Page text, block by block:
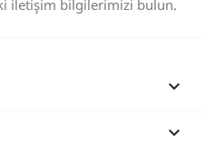
iletişim bilgilerimizi bulun.

